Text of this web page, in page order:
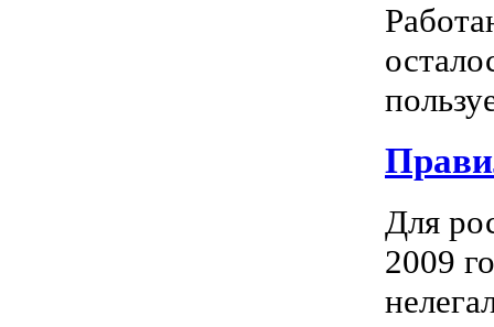
Для
2009